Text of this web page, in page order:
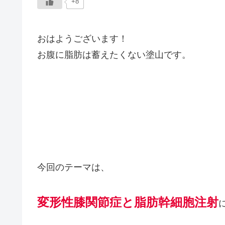
おはようございます！
お腹に脂肪は蓄えたくない塗山です。
今回のテーマは、
変形性膝関節症と脂肪幹細胞注射